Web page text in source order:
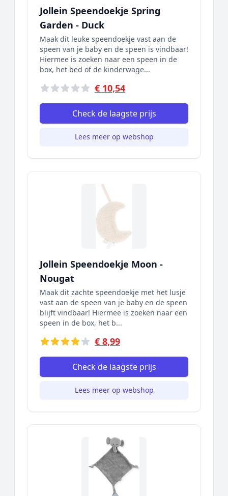
Jollein Speendoekje Spring
Garden - Duck
Maak dit leuke speendoekje vast aan de
speen van je baby en de speen is vindbaar!
Hiermee is zoeken naar een speen in de
box, het bed of de kinderwage...
€ 10,54
Check de laagste prijs
Lees meer op webshop
Jollein Speendoekje Moon -
Nougat
Maak dit zachte speendoekje met het lusje
vast aan de speen van je baby en de speen
blijft vindbaar! Hiermee is zoeken naar een
speen in de box, het b...
€ 8,99
Check de laagste prijs
Lees meer op webshop